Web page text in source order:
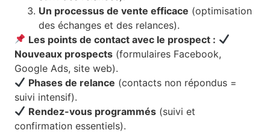
Un processus de vente efficace (optimisation
des échanges et des relances).
Les points de contact avec le prospect :
Nouveaux prospects (formulaires Facebook,
Google Ads, site web).
Phases de relance (contacts non répondus =
suivi intensif).
Rendez-vous programmés (suivi et
confirmation essentiels).